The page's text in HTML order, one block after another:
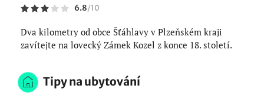
6.8/10
Dva kilometry od obce Šťáhlavy v Plzeňském kraji
zavítejte na lovecký Zámek Kozel z konce 18. století.
Tipy na ubytování